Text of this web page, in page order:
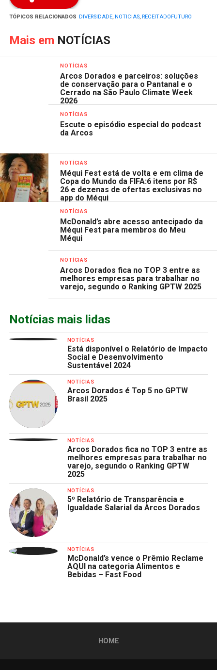
TÓPICOS RELACIONADOS DIVERSIDADE, NOTICIAS, RECEITADOFUTURO
Mais em NOTÍCIAS
NOTÍCIAS
Arcos Dorados e parceiros: soluções
de conservação para o Pantanal e o
Cerrado na São Paulo Climate Week
2026
NOTÍCIAS
Escute o episódio especial do podcast
da Arcos
NOTÍCIAS
Méqui Fest está de volta e em clima de
Copa do Mundo da FIFA:6 itens por R$
26 e dezenas de ofertas exclusivas no
app do Méqui
NOTÍCIAS
McDonald’s abre acesso antecipado da
Méqui Fest para membros do Meu
Méqui
NOTÍCIAS
Arcos Dorados fica no TOP 3 entre as
melhores empresas para trabalhar no
varejo, segundo o Ranking GPTW 2025
Notícias mais lidas
NOTÍCIAS
Está disponível o Relatório de Impacto
Social e Desenvolvimento
Sustentável 2024
NOTÍCIAS
Arcos Dorados é Top 5 no GPTW
Brasil 2025
NOTÍCIAS
Arcos Dorados fica no TOP 3 entre as
melhores empresas para trabalhar no
varejo, segundo o Ranking GPTW
2025
NOTÍCIAS
5º Relatório de Transparência e
Igualdade Salarial da Arcos Dorados
NOTÍCIAS
McDonald’s vence o Prêmio Reclame
AQUI na categoria Alimentos e
Bebidas – Fast Food
HOME